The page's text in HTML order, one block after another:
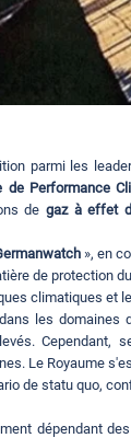
parmi les
de Performance
degaz à effet
», en
de protection
climatiques et
les
Cependant,
Le Royaume
de statu quo,
dépendant des